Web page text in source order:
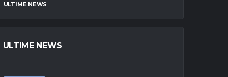
ULTIME NEWS
ULTIME NEWS